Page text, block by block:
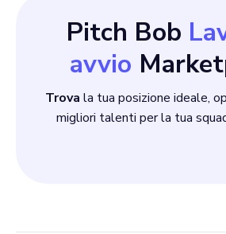
Pitch Bob
avvio
Trova la tua posizione ideale,
migliori talenti per la tua